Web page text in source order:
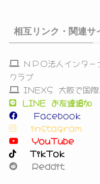
相互リンク・関連サ
ＮＰＯ法人インタ
クラブ
INEXS 大阪で国際
LINE お友達追加
Facebook
instagram
YouTube
TikTok
Reddit